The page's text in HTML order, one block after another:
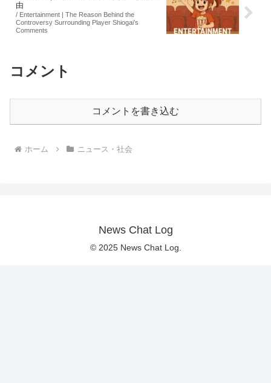
由
/ Entertainment | The Reason Behind the
Controversy Surrounding Player Shiogai’s
Comments
コメント
コメントを書き込む
ホーム ニュース・社会
News Chat Log
© 2025 News Chat Log.